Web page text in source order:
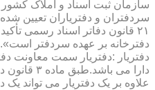
سازمان ثبت اسناد و املاک
سردفتران و دفتریاران تعیین
۲۱ قانون دفاتر اسناد رسمی
دفترخانه بر عهده سردفتر است».
دفتریار :دفتریار سمت معاونت
دارا می
علاوه بر یک دفتریار می تواند یک